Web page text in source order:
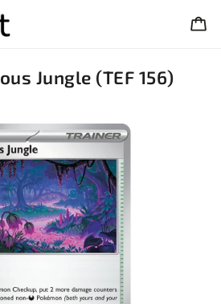
Jungle (TEF 156)